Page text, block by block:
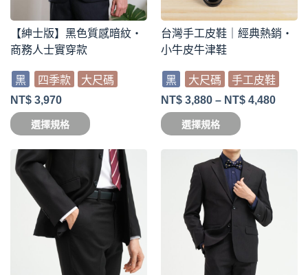
【紳士版】黑色質感暗紋・
商務人士實穿款
黑 四季款
大尺碼
NT$ 3,970
選擇規格
台灣手工皮鞋｜經典熱銷・
小牛皮牛津鞋
黑 大尺碼
手工皮鞋
NT$ 3,880 – NT$ 4,480
選擇規格